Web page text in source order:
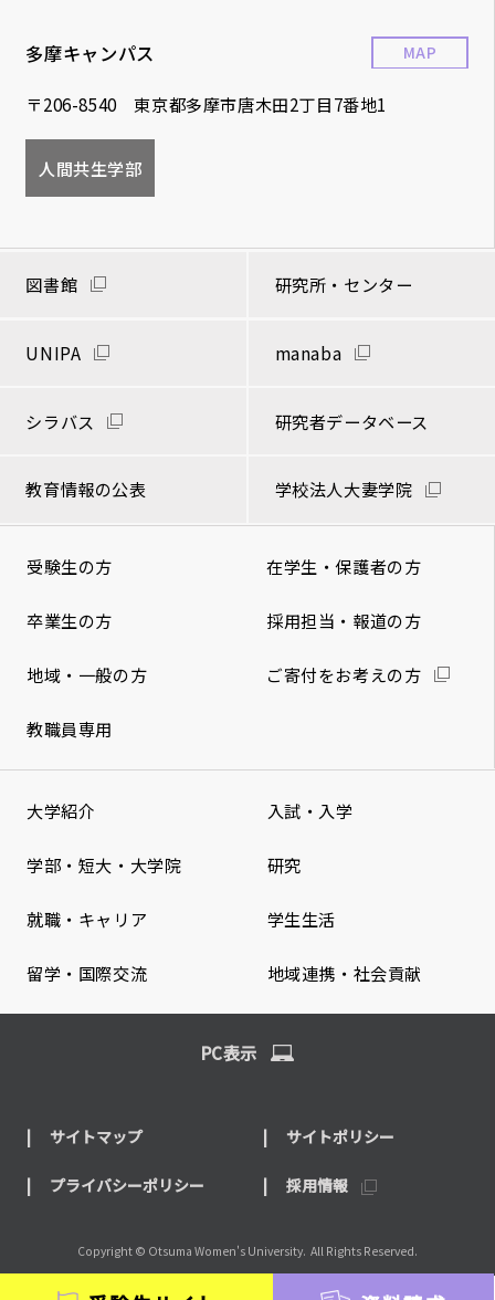
多摩キャンパス
〒206-8540 東京都多摩市唐木田2丁目7番地1
MAP
人間共生学部
図書館 研究所・センター
UNIPA manaba
シラバス 研究者データベース
教育情報の公表 学校法人大妻学院
受験生の方 在学生・保護者の方
卒業生の方 採用担当・報道の方
地域・一般の方 ご寄付をお考えの方
教職員専用
大学紹介 入試・入学
学部・短大・大学院 研究
就職・キャリア 学生生活
留学・国際交流 地域連携・社会貢献
PC表示
サイトマップ サイトポリシー
プライバシーポリシー 採用情報
Copyright © Otsuma Women's University. All Rights Reserved.